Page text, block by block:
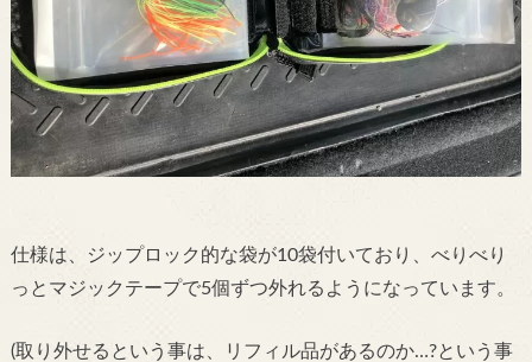
仕様は、ジップロック的な袋が10袋付いており、べりべり
っとマジックテープで5個ずつ外れるようになっています。
(取り外せるという事は、リフィル品があるのか…?という事